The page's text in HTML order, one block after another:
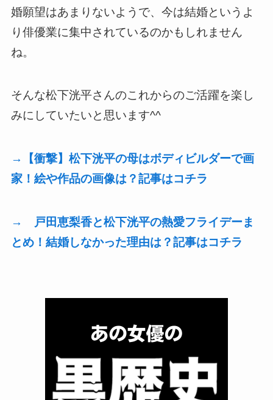
婚願望はあまりないようで、今は結婚というよ
り俳優業に集中されているのかもしれません
ね。
そんな松下洸平さんのこれからのご活躍を楽し
みにしていたいと思います^^
→【衝撃】松下洸平の母はボディビルダーで画
家！絵や作品の画像は？記事はコチラ
→ 戸田恵梨香と松下洸平の熱愛フライデーま
とめ！結婚しなかった理由は？記事はコチラ